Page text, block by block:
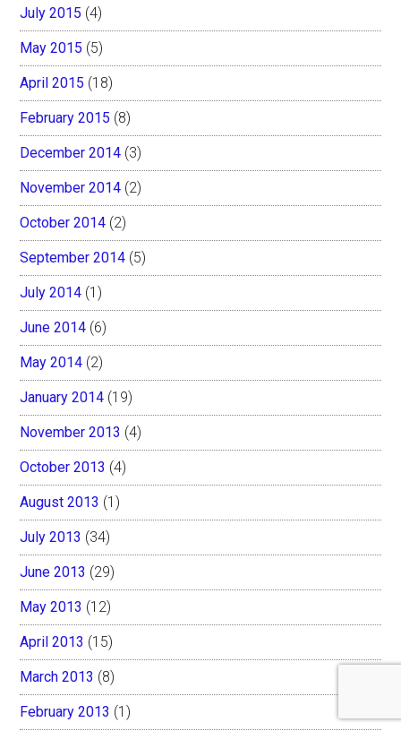
July 2015 (4)
May 2015 (5)
April 2015 (18)
February 2015 (8)
December 2014 (3)
November 2014 (2)
October 2014 (2)
September 2014 (5)
July 2014 (1)
June 2014 (6)
May 2014 (2)
January 2014 (19)
November 2013 (4)
October 2013 (4)
August 2013 (1)
July 2013 (34)
June 2013 (29)
May 2013 (12)
April 2013 (15)
March 2013 (8)
February 2013 (1)